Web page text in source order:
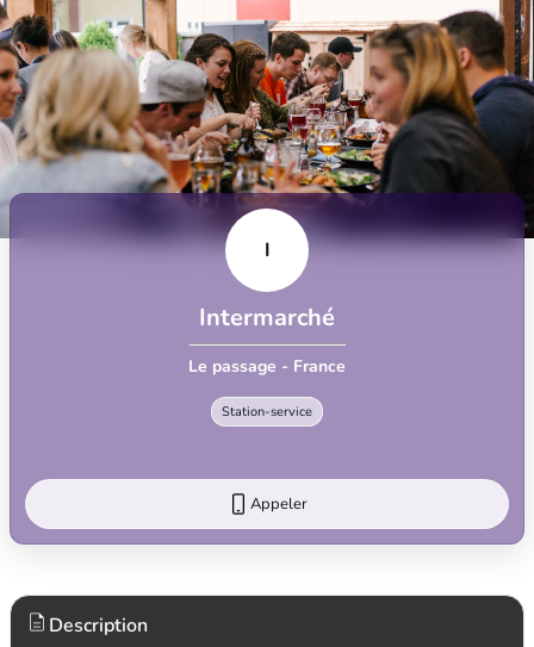
I
Intermarché
Le passage - France
Station-service
Appeler
Description